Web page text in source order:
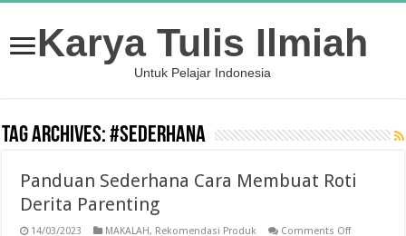
Karya Tulis Ilmiah
Untuk Pelajar Indonesia
Tag Archives:#sederhana
Panduan Sederhana Cara Membuat Roti
Derita Parenting
14/03/2023 MAKALAH, Rekomendasi Produk Comments Offon